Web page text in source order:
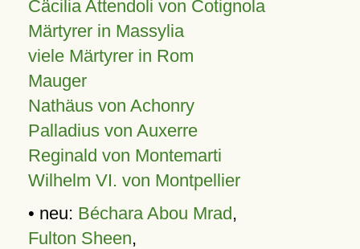
Cäcilia Attendoli von Cotignola
Märtyrer in Massylia
viele Märtyrer in Rom
Mauger
Nathäus von Achonry
Palladius von Auxerre
Reginald von Montemarti
Wilhelm VI. von Montpellier
• neu: Béchara Abou Mrad,
Fulton Sheen,